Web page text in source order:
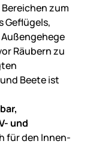
zum
Geflügels,
Räubern zu
Beete ist
und
für den Innen-